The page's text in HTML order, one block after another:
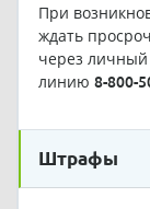
При
ждать
через личный
линию 8-800-
Штрафы